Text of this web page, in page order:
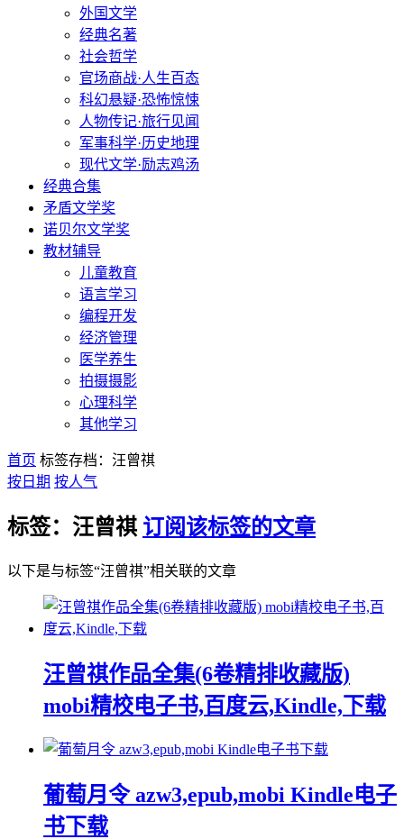
外国文学
经典名著
社会哲学
官场商战·人生百态
科幻悬疑·恐怖惊悚
人物传记·旅行见闻
军事科学·历史地理
现代文学·励志鸡汤
经典合集
矛盾文学奖
诺贝尔文学奖
教材辅导
儿童教育
语言学习
编程开发
经济管理
医学养生
拍摄摄影
心理科学
其他学习
首页 标签存档：汪曾祺
按日期 按人气
标签：汪曾祺 订阅该标签的文章
以下是与标签“汪曾祺”相关联的文章
汪曾祺作品全集(6卷精排收藏版)
mobi精校电子书,百度云,Kindle,下载
葡萄月令 azw3,epub,mobi Kindle电子
书下载